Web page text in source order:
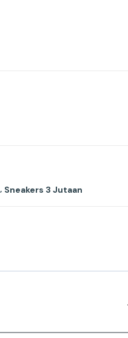
Sneakers 3 Jutaan